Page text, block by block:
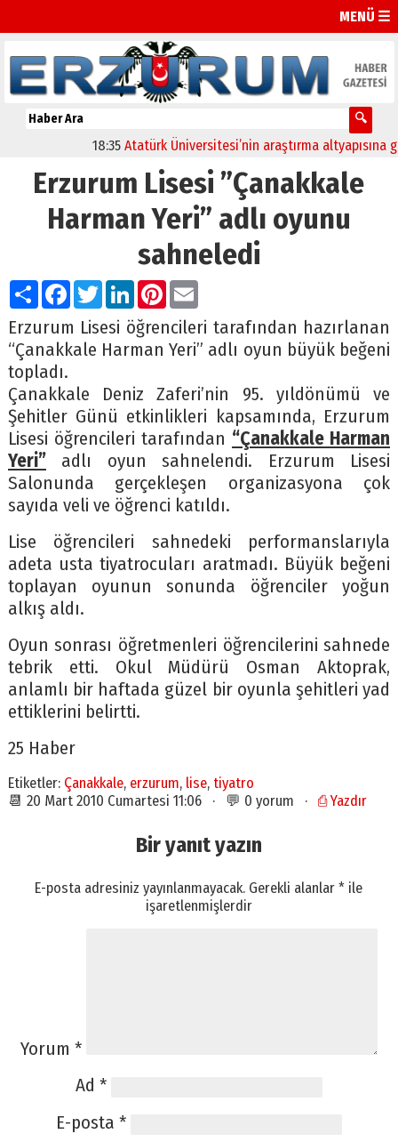
MENÜ ☰
18:35 Atatürk Üniversitesi’nin araştırma altyapısına
Erzurum Lisesi ”Çanakkale
Harman Yeri” adlı oyunu
sahneledi
PaylaşFacebook
TwitterLinkedIn
Pinterest
Email
Erzurum Lisesi öğrencileri tarafından hazırlanan
“Çanakkale Harman Yeri” adlı oyun büyük beğeni
topladı.
Çanakkale Deniz Zaferi’nin 95. yıldönümü ve
Şehitler Günü etkinlikleri kapsamında, Erzurum
Lisesi öğrencileri tarafından “Çanakkale Harman
Yeri”adlı oyun sahnelendi. Erzurum Lisesi
Salonunda gerçekleşen organizasyona çok
sayıda veli ve öğrenci katıldı.
Lise öğrencileri sahnedeki performanslarıyla
adeta usta tiyatrocuları aratmadı. Büyük beğeni
toplayan oyunun sonunda öğrenciler yoğun
alkış aldı.
Oyun sonrası öğretmenleri öğrencilerini sahnede
tebrik etti. Okul Müdürü Osman Aktoprak,
anlamlı bir haftada güzel bir oyunla şehitleri yad
ettiklerini belirtti.
25 Haber
Etiketler: Çanakkale, erzurum, lise, tiyatro
📆 20 Mart 2010 Cumartesi 11:06 · 💬 0 yorum · ⎙ Yazdır
Bir yanıt yazın
E-posta adresiniz yayınlanmayacak. Gerekli alanlar* ile
işaretlenmişlerdir
Yorum *
Ad *
E-posta *